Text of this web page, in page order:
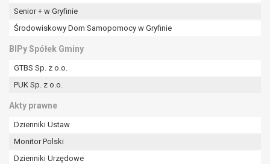
Senior + w Gryfinie
Środowiskowy Dom Samopomocy w Gryfinie
BIPy Spółek Gminy
GTBS Sp. z o.o.
PUK Sp. z o.o.
Akty prawne
Dzienniki Ustaw
Monitor Polski
Dzienniki Urzędowe